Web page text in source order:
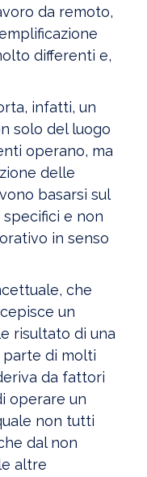
da remoto,
differenti e,
infatti, un
solo del luogo
operano, ma
delle
basarsi sul
e non
in senso
che
un
risultato di una
parte di molti
da fattori
operare un
non tutti
dal non
altre